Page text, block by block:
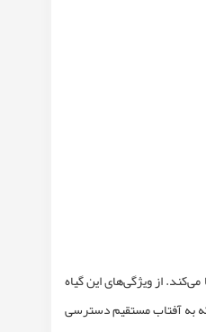
از ویژگی‌های این گیاه
به آفتاب مستقیم دسترسی